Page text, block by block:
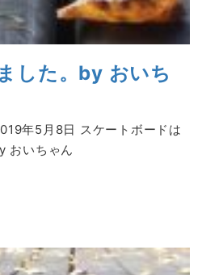
した。by おいち
年5月8日 スケートボードは
おいちゃん